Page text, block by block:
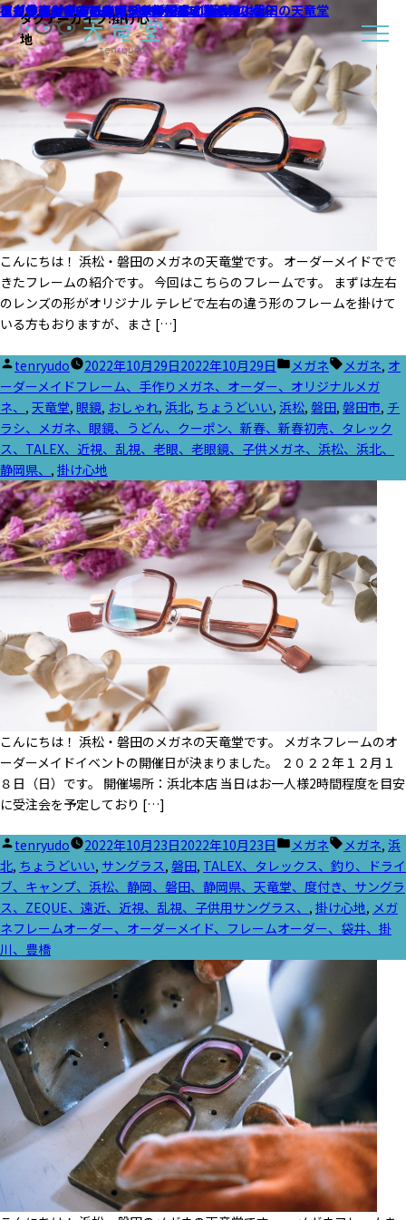
タグアーカイブ:掛け心
地
フレーム オーダーメイドサンプルご紹介
こんにちは！ 浜松・磐田のメガネの天竜堂です。 オーダーメイドでで
きたフレームの紹介です。 今回はこちらのフレームです。 まずは左右
のレンズの形がオリジナル テレビで左右の違う形のフレームを掛けて
いる方もおりますが、まさ […]
投
稿
者:
tenryudo 2022年10月29日2022年10月29日
カ
テ
ゴ
リ
ー:
メガネ
タ
グ:
メガネ, オ
ーダーメイドフレーム、手作りメガネ、オーダー、オリジナルメガ
ネ、 , 天竜堂, 眼鏡, おしゃれ, 浜北, ちょうどいい, 浜松, 磐田, 磐田市, チ
ラシ、メガネ、眼鏡、うどん、クーポン、新春、新春初売、タレック
ス、TALEX、近視、乱視、老眼、老眼鏡、子供メガネ、浜松、浜北、
静岡県、 , 掛け心地
メガネフレーム オーダーメイド
こんにちは！ 浜松・磐田のメガネの天竜堂です。 メガネフレームのオ
ーダーメイドイベントの開催日が決まりました。 ２０２２年１２月１
８日（日）です。 開催場所：浜北本店 当日はお一人様2時間程度を目安
に受注会を予定しており […]
投
稿
者:
tenryudo 2022年10月23日2022年10月23日
カ
テ
ゴ
リ
ー:
メガネ
タ
グ:
メガネ, 浜
北, ちょうどいい, サングラス, 磐田, TALEX、タレックス、釣り、ドライ
ブ、キャンプ、浜松、静岡、磐田、静岡県、天竜堂、度付き、サングラ
ス、ZEQUE、遠近、近視、乱視、子供用サングラス、 , 掛け心地, メガ
ネフレームオーダー、オーダーメイド、フレームオーダー、袋井、掛
川、豊橋
メガネフレームのオーダーメイド!!!
スタッフおすすめフレームの紹介 第２弾
ラインアートシャルマンの新型届きました。
視力検査どうでした？
アイヴォル（EYEVOL）おすすめフレームの紹介
こどもメガネトマトグラッシーズ ｜浜松・磐田の天竜堂
こどものメガネコーナー💛あかるくなったよ
メガネのかけごごちはいかがです？